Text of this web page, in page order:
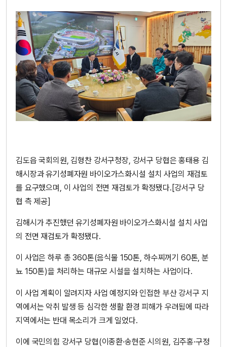
김도읍 국회의원, 김형찬 강서구청장, 강서구 당협은 홍태용 김
해시장과 유기성폐자원 바이오가스화시설 설치 사업의 재검토
를 요구했으며, 이 사업의 전면 재검토가 확정됐다.[강서구 당
협 측 제공]
김해시가 추진했던 유기성폐자원 바이오가스화시설 설치 사업
의 전면 재검토가 확정됐다.
이 사업은 하루 총 360톤(음식물 150톤, 하수찌꺼기 60톤, 분
뇨 150톤)을 처리하는 대규모 시설을 설치하는 사업이다.
이 사업 계획이 알려지자 사업 예정지와 인접한 부산 강서구 지
역에서는 악취 발생 등 심각한 생활 환경 피해가 우려됨에 따라
지역에서는 반대 목소리가 크게 일었다.
이에 국민의힘 강서구 당협(이종환·송현준 시의원, 김주홍·구정